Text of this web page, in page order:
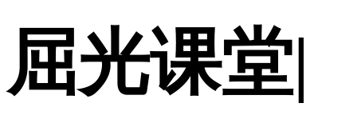
屈光课堂|